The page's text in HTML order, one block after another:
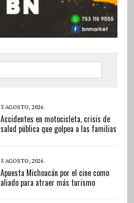
5 AGOSTO, 2026
Accidentes en motocicleta, crisis de
salud pública que golpea a las familias
5 AGOSTO, 2026
Apuesta Michoacán por el cine como
aliado para atraer más turismo